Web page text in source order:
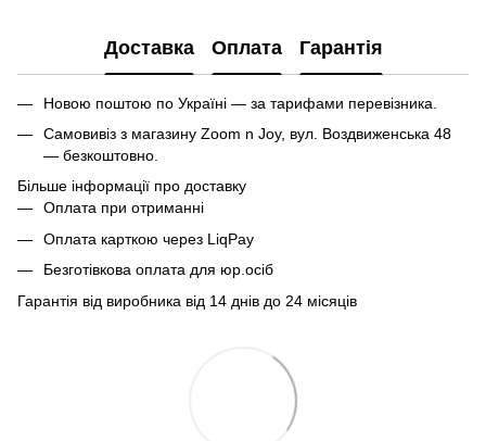
Доставка Оплата Гарантія
Новою поштою по Україні — за тарифами перевізника.
Самовивіз з магазину Zoom n Joy, вул. Воздвиженська 48
— безкоштовно.
Більше інформації про доставку
Оплата при отриманні
Оплата карткою через LiqPay
Безготівкова оплата для юр.осіб
Гарантія від виробника від 14 днів до 24 місяців